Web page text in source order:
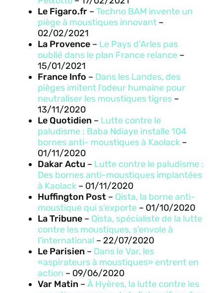
Le Figaro.fr– Techno BAM invente un
piège à moustiques innovant –
02/02/2021
La Provence– Le Pays d’Arles pas
oublié dans le plan France relance –
15/01/2021
France Info – Dans les Landes, des
pièges imitent l’odeur humaine pour
neutraliser les moustiques tigres–
13/11/2020
Le Quotidien– Lutte contre le
paludisme : Baba Ndiaye installe 104
bornes anti- moustiques à Kaolack–
01/11/2020
Dakar Actu – Lutte contre le paludisme :
Des bornes anti-moustiques implantées
à Kaolack– 01/11/2020
Huffington Post– Qista, la borne anti-
moustique qui s’exporte– 01/10/2020
La Tribune– Qista, spécialiste de la lutte
contre les moustiques, s’envole à
l’international – 22/07/2020
Le Parisien– Dans le Var, les
«aspirateurs à moustiques» entrent en
action – 09/06/2020
Var Matin– À Hyères, la lutte contre les